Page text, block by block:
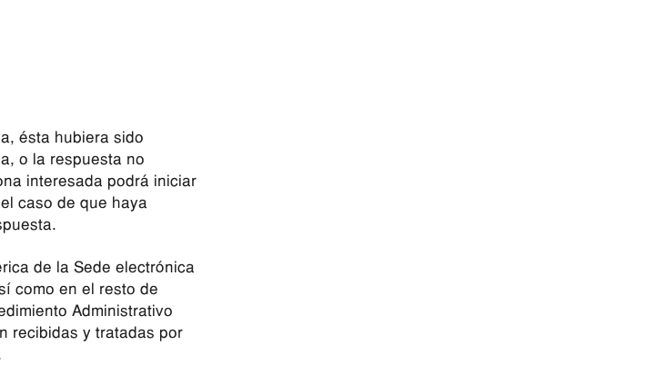
ésta hubiera sido
o la respuesta no
interesada podrá iniciar
caso de que haya
de la Sede electrónica
como en el resto de
Administrativo
recibidas y tratadas por